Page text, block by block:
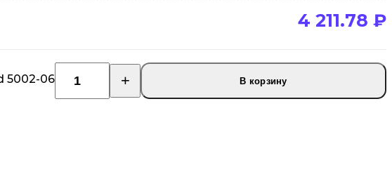
4 211.78 ₽
5002-06 В корзину